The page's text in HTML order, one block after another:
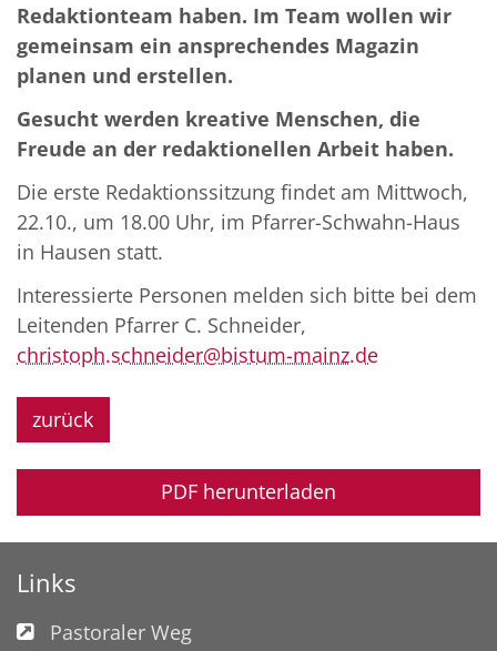
Redaktionteam haben. Im Team wollen wir
gemeinsam ein ansprechendes Magazin
planen und erstellen.
Gesucht werden kreative Menschen, die
Freude an der redaktionellen Arbeit haben.
Die erste Redaktionssitzung findet am Mittwoch,
22.10., um 18.00 Uhr, im Pfarrer-Schwahn-Haus
in Hausen statt.
Interessierte Personen melden sich bitte bei dem
Leitenden Pfarrer C. Schneider,
christoph.schneider@bistum-mainz.de
zurück
PDF herunterladen
Links
Pastoraler Weg